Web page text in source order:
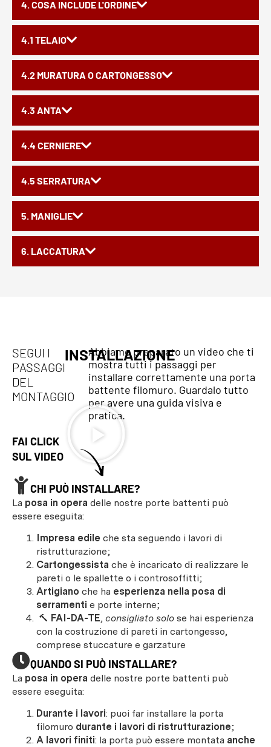
4. COSA INCLUDE L'ORDINE
4.1 TELAIO
4.2 MURATURA O CARTONGESSO
4.3 ANTA
4.4 CERNIERE
4.5 SERRATURA
5. MANIGLIE
6. LACCATURA
SEGUI I
PASSAGGI
DEL
MONTAGGIO
INSTALLAZIONE
Abbiamo preparato un video che ti
mostra tutti i passaggi per
installare correttamente una porta
battente filomuro. Guardalo tutto
per avere una guida visiva e
pratica.
FAI CLICK
SUL VIDEO
CHI PUÒ INSTALLARE?
La posa in opera delle nostre porte battenti può
essere eseguita:
Impresa edile che sta seguendo i lavori di
ristrutturazione;
Cartongessista che è incaricato di realizzare le
pareti o le spallette o i controsoffitti;
Artigiano che ha esperienza nella posa di
serramenti e porte interne;
🔨 FAI-DA-TE, consigliato solo se hai esperienza
con la costruzione di pareti in cartongesso,
comprese stuccature e garzature
QUANDO SI PUÒ INSTALLARE?
La posa in opera delle nostre porte battenti può
essere eseguita:
Durante i lavori: puoi far installare la porta
filomuro durante i lavori di ristrutturazione;
A lavori finiti: la porta può essere montata anche